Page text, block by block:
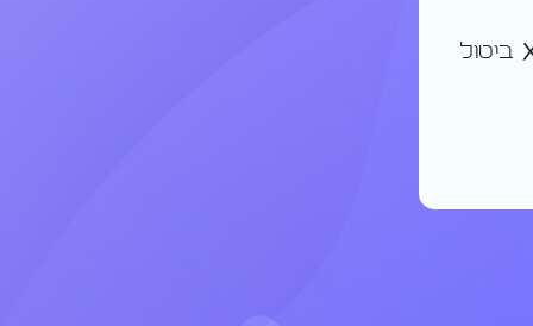
ביטול